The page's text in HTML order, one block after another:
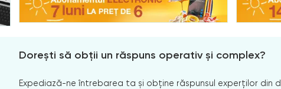
Dorești să obții un răspuns operativ și complex?
Expediază-ne întrebarea ta și obține răspunsul experților din